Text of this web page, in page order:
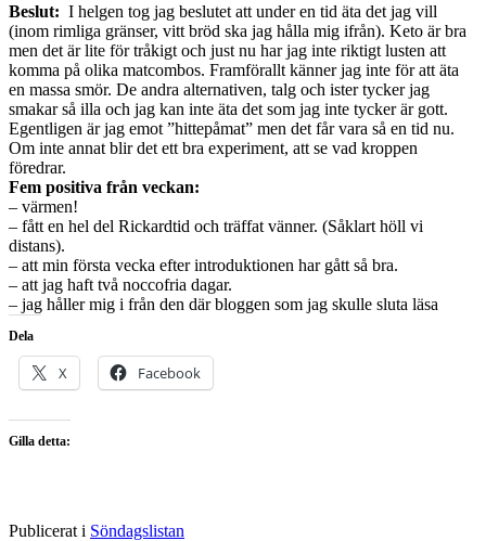
Beslut: I helgen tog jag beslutet att under en tid äta det jag vill
(inom rimliga gränser, vitt bröd ska jag hålla mig ifrån). Keto är bra
men det är lite för tråkigt och just nu har jag inte riktigt lusten att
komma på olika matcombos. Framförallt känner jag inte för att äta
en massa smör. De andra alternativen, talg och ister tycker jag
smakar så illa och jag kan inte äta det som jag inte tycker är gott.
Egentligen är jag emot ”hittepåmat” men det får vara så en tid nu.
Om inte annat blir det ett bra experiment, att se vad kroppen
föredrar.
Fem positiva från veckan:
– värmen!
– fått en hel del Rickardtid och träffat vänner. (Såklart höll vi
distans).
– att min första vecka efter introduktionen har gått så bra.
– att jag haft två noccofria dagar.
– jag håller mig i från den där bloggen som jag skulle sluta läsa
Dela
X Facebook
Gilla detta:
Publicerat i Söndagslistan